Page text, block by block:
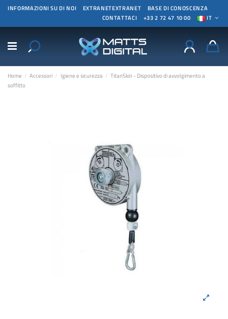
INFORMAZIONI SU DI NOI EXTRANETEXTRANET
BASE DI CONOSCENZA
CONTATTACI
+33 2 72 47 10 00 IT
Home Accessori Igiene e sicurezza
TitanSkin - Dispositivo di avvolgimento a
soffitto